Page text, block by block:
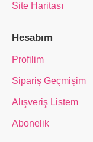
Site Haritası
Hesabım
Profilim
Sipariş Geçmişim
Alışveriş Listem
Abonelik